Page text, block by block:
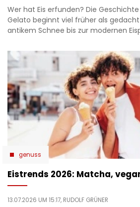
Wer hat Eis erfunden? Die
Gelato beginnt viel früher als
antikem Schnee bis zur modernen
genuss
Eistrends 2026: Matcha,
13.07.2026 UM 15:17, RUDOLF GRÜNER